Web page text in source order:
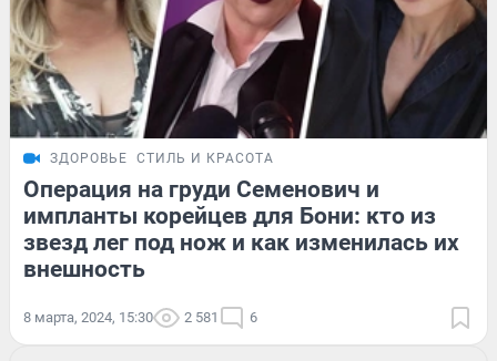
ЗДОРОВЬЕ СТИЛЬ И КРАСОТА
Операция на груди Семенович и
импланты корейцев для Бони: кто из
звезд лег под нож и как изменилась их
внешность
8 марта, 2024, 15:30 2 581 6